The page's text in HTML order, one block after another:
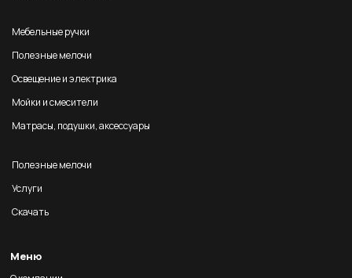
Мебельные ручки
Полезные мелочи
Освещение и электрика
Мойки и смесители
Матрасы, подушки, аксессуары
Полезные мелочи
Услуги
Скачать
Меню